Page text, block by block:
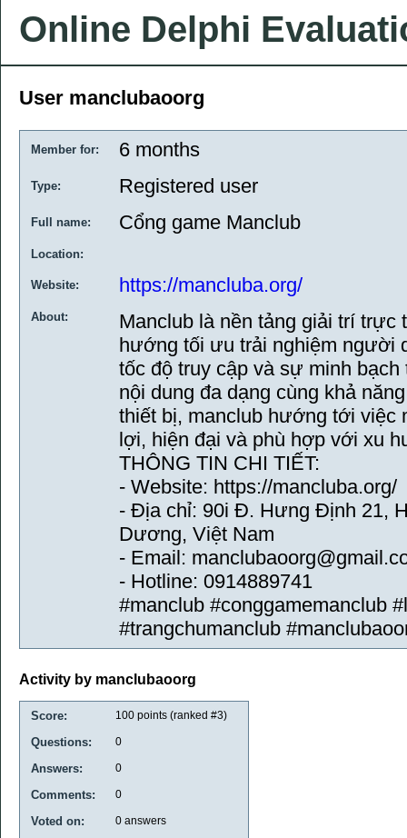
Online Delphi
User manclubaoorg
Member for: 6 months
Type: Registered user
Full name: Cổng game Manclub
Location:
Website: https://mancluba.org/
About:
Manclub là nền tảng giải trí
hướng tối ưu trải nghiệm người
tốc độ truy cập và sự minh
nội dung đa dạng cùng khả
thiết bị, manclub hướng tới việc
lợi, hiện đại và phù hợp với xu
THÔNG TIN CHI TIẾT:
- Website: https://mancluba.org/
- Địa chỉ: 90i Đ. Hưng Định 21,
Dương, Việt Nam
- Email:
- Hotline: 0914889741
#manclub #conggamemanclub
#trangchumanclub
Activity by manclubaoorg
Score: 100 points (ranked #3)
Questions: 0
Answers: 0
Comments: 0
Voted on: 0 answers